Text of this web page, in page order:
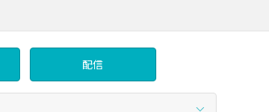
配信